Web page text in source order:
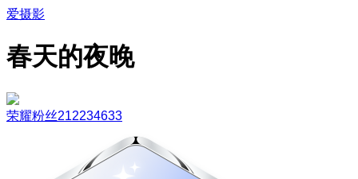
爱摄影
春天的夜晚
荣耀粉丝212234633